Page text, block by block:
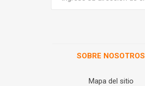
SOBRE NOSOTROS
Mapa del sitio